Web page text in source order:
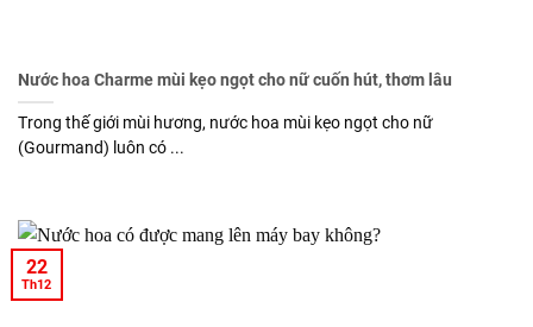
Nước hoa Charme mùi kẹo ngọt cho nữ cuốn hút, thơm lâu
Trong thế giới mùi hương, nước hoa mùi kẹo ngọt cho nữ
(Gourmand) luôn có ...
22
Th12